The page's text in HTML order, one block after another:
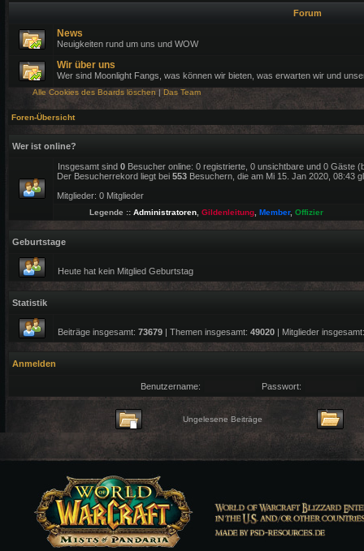
Forum
News
Neuigkeiten rund um uns und WOW
Wir über uns
Wer sind Moonlight Fangs, was können wir bieten, was erwarten wir und
Alle Cookies des Boards löschen | Das Team
Foren-Übersicht
Wer ist online?
Insgesamt sind 0 Besucher online: 0 registrierte, 0 unsichtbare und 0 Gäste
Der Besucherrekord liegt bei 553 Besuchern, die am Mi 15. Jan 2020, 08:43
Mitglieder: 0 Mitglieder
Legende :: Administratoren Gildenleitung Member, Offizier
Geburtstage
Heute hat kein Mitglied Geburtstag
Statistik
Beiträge insgesamt: 73679 | Themen insgesamt: 49020 | Mitglieder
Anmelden
Benutzername: Passwort:
Ungelesene Beiträge